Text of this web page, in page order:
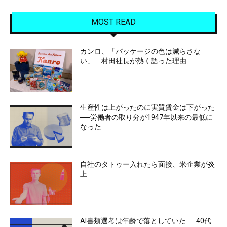
MOST READ
カンロ、「パッケージの色は減らさな
い」 村田社長が熱く語った理由
生産性は上がったのに実質賃金は下がった
──労働者の取り分が1947年以来の最低に
なった
自社のタトゥー入れたら面接、米企業が炎
上
AI書類選考は年齢で落としていた──40代